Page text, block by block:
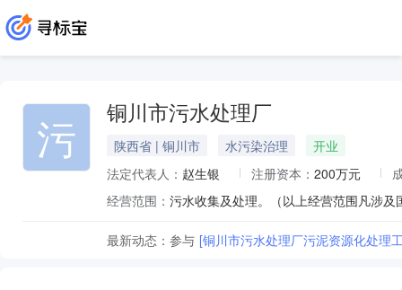
污 铜川市污水处理厂
陕西省 | 铜川市 水污染治理
开业
法定代表人： 赵生银 注册资本： 200万元
经营范围： 污水收集及处理。（以上经营范围凡涉
最新动态： 参与 [铜川市污水处理厂污泥资源化处理